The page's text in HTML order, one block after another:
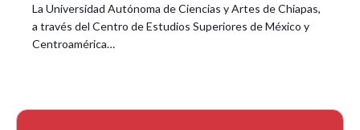
La Universidad Autónoma de Ciencias y Artes de Chiapas,
a través del Centro de Estudios Superiores de México y
Centroamérica…